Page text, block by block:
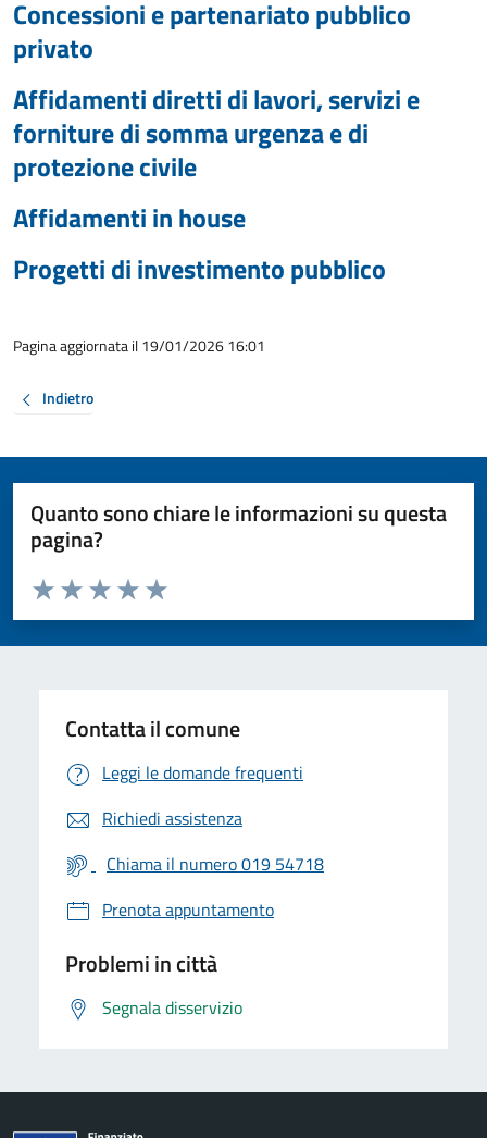
Concessioni e partenariato pubblico
privato
Affidamenti diretti di lavori, servizi e
forniture di somma urgenza e di
protezione civile
Affidamenti in house
Progetti di investimento pubblico
Pagina aggiornata il 19/01/2026 16:01
Indietro
Quanto sono chiare le informazioni su questa
pagina?
Valuta da 1 a 5 stelle la pagina
Valuta 5 stelle su 5
Valuta 4 stelle su 5
Valuta 3 stelle su 5
Valuta 2 stelle su 5
Valuta 1 stelle su 5
Contatta il comune
Leggi le domande frequenti
Richiedi assistenza
Chiama il numero 019 54718
Prenota appuntamento
Problemi in città
Segnala disservizio